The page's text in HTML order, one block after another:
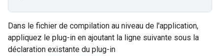
Dans le fichier de compilation au niveau de l'application,
appliquez le plug-in en ajoutant la ligne suivante sous la
déclaration existante du plug-in